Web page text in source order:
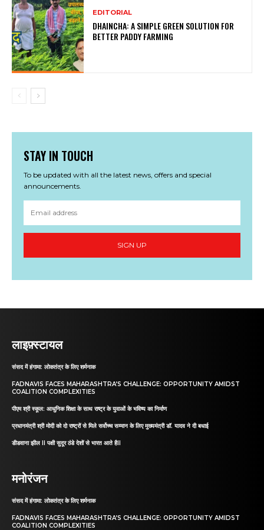
EDITORIAL
DHAINCHA: A SIMPLE GREEN SOLUTION FOR
BETTER PADDY FARMING
STAY IN TOUCH
To be updated with all the latest news, offers and special
announcements.
SIGN UP
लाइफ़्स्टायल
संसद में हंगामा: लोकतंत्र के लिए शर्मनाक
FADNAVIS FACES MAHARASHTRA’S CHALLENGE: OPPORTUNITY AMIDST
COALITION COMPLEXITIES
पीएम श्री स्कूल: आधुनिक शिक्षा के साथ राष्ट्र के युवाओं के भविष्य का निर्माण
प्रधानमंत्री श्री मोदी को दो राष्ट्रों से मिले सर्वोच्च सम्मान के लिए मुख्यमंत्री डॉ. यादव ने दी बधाई
डीडवाना झील II पक्षी सुदूर ठंडे देशों से भारत आते हैII
मनोरंजन
संसद में हंगामा: लोकतंत्र के लिए शर्मनाक
FADNAVIS FACES MAHARASHTRA’S CHALLENGE: OPPORTUNITY AMIDST
COALITION COMPLEXITIES